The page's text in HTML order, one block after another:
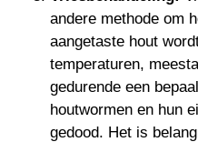
andere methode om
aangetaste hout
temperaturen,
gedurende een
houtwormen en hun
gedood. Het is